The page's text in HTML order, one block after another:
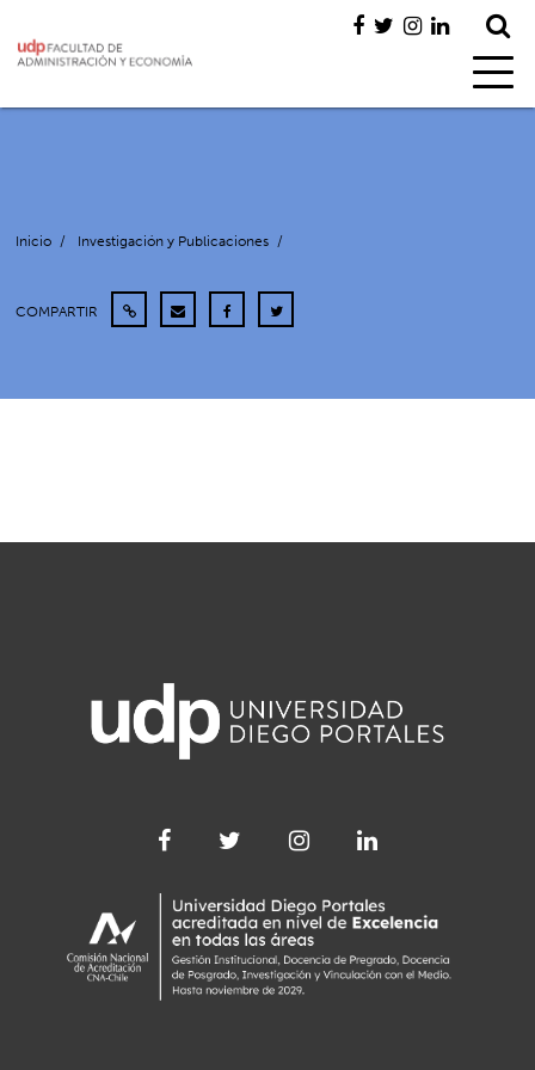
Inicio / Investigación y Publicaciones /
COMPARTIR